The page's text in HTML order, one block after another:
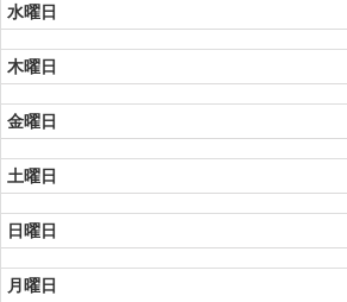
水曜日
木曜日
金曜日
土曜日
日曜日
月曜日